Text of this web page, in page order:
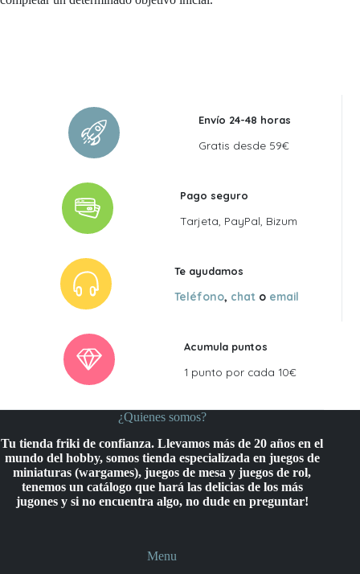
Envío 24-48 horas
Gratis desde 59€
Pago seguro
Tarjeta, PayPal, Bizum
Te ayudamos
Teléfono, chat o email
Acumula puntos
1 punto por cada 10€
¿Quienes somos?
Tu tienda friki de confianza. Llevamos más de 20 años en el
mundo del hobby, somos tienda especializada en juegos de
miniaturas (wargames), juegos de mesa y juegos de rol,
tenemos un catálogo que hará las delicias de los más
jugones y si no encuentra algo, no dude en preguntar!
Menu